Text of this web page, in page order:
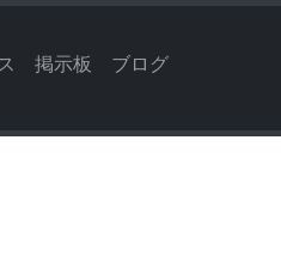
掲示板 ブログ